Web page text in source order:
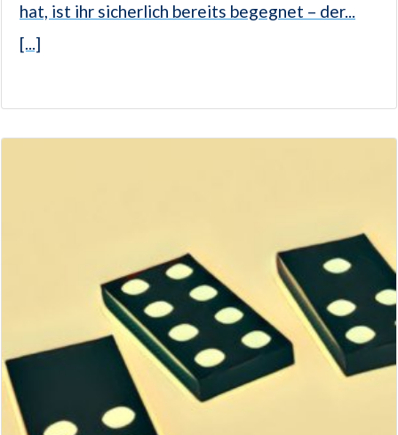
hat, ist ihr sicherlich bereits begegnet – der...
[...]